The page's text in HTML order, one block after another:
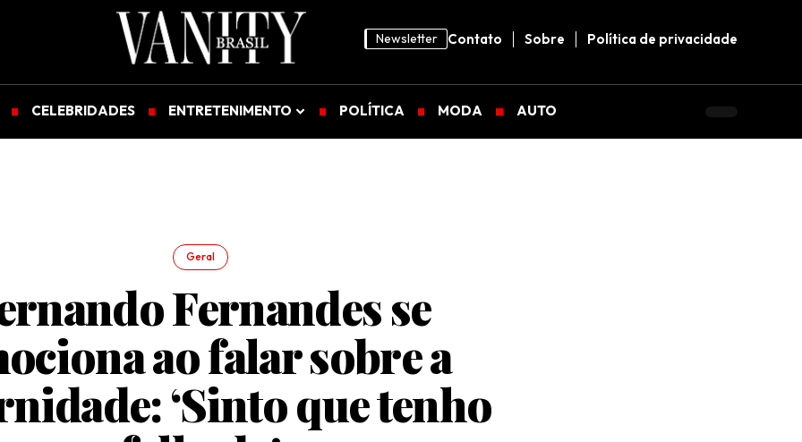
Newsletter Contato Sobre Política de privacidade
CELEBRIDADES ENTRETENIMENTO POLÍTICA MODA AUTO
Geral
Fernandes se
ao falar sobre a
‘Sinto que tenho